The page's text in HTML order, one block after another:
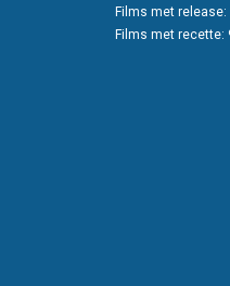
Films met release:
Films met recette: